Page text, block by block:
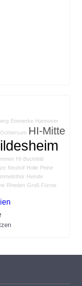
Emmerke Hannover
Ochtersum HI-Mitte
HI-Bockfeld
Neuhof Holle Peine
Heinde
Rheden Groß Förste